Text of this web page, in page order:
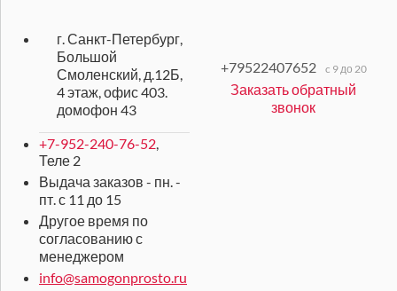
г. Санкт-Петербург,
Большой
Смоленский, д.12Б,
4 этаж, офис 403.
домофон 43
+7-952-240-76-52,
Теле 2
Выдача заказов - пн. -
пт. с 11 до 15
Другое время по
согласованию с
менеджером
info@samogonprosto.ru
+79522407652 c 9 до 20
Заказать обратный
звонок